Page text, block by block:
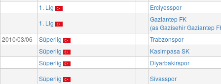
1. Lig
Erciyesspor
1. Lig
Gaziantep FK
(as Gazisehir Gaziantep
2010/03/06
Süperlig
Trabzonspor
Süperlig
Kasimpasa SK
Süperlig
Diyarbakirspor
Süperlig
Sivasspor